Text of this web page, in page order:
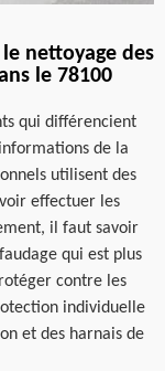
nettoyage des
le 78100
qui différencient
de la
utilisent des
effectuer les
il faut savoir
qui est plus
contre les
individuelle
et des harnais de